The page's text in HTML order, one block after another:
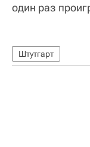
один раз
Штутгарт